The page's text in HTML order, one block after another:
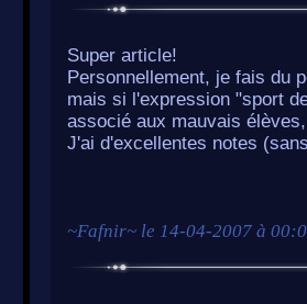
Super article!
Personnellement, je fais du
mais si l'expression "sport
associé aux mauvais
J'ai d'excellentes notes
~Fafnir~ le 14-04-2007 à